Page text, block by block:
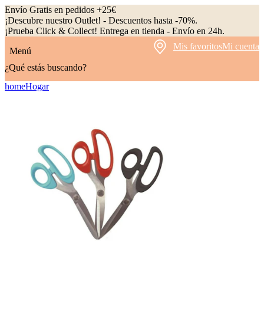
Envío Gratis en pedidos +25€
¡Descubre nuestro Outlet! - Descuentos hasta -70%.
¡Prueba Click & Collect! Entrega en tienda - Envío en 24h.
Menú
Mis favoritosMi cuenta
¿Qué estás buscando?
homeHogar